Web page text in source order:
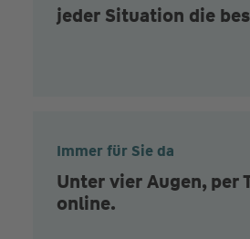
jeder Situation die
Immer für Sie da
Unter vier Augen, per
online.